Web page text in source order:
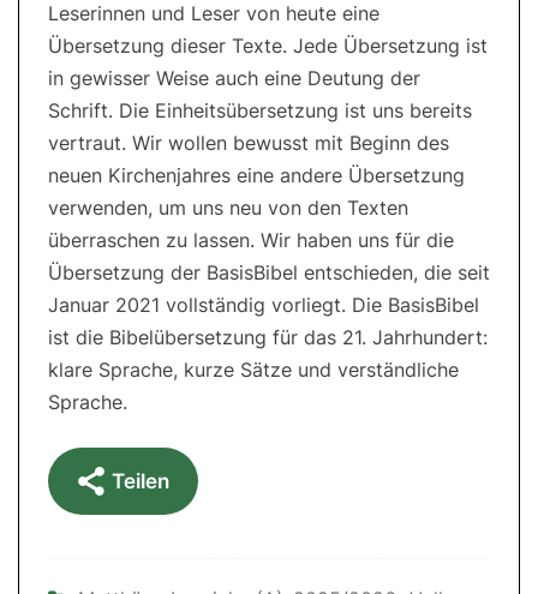
Leserinnen und Leser von heute eine
Übersetzung dieser Texte. Jede Übersetzung ist
in gewisser Weise auch eine Deutung der
Schrift. Die Einheitsübersetzung ist uns bereits
vertraut. Wir wollen bewusst mit Beginn des
neuen Kirchenjahres eine andere Übersetzung
verwenden, um uns neu von den Texten
überraschen zu lassen. Wir haben uns für die
Übersetzung der BasisBibel entschieden, die seit
Januar 2021 vollständig vorliegt. Die BasisBibel
ist die Bibelübersetzung für das 21. Jahrhundert:
klare Sprache, kurze Sätze und verständliche
Sprache.
Teilen